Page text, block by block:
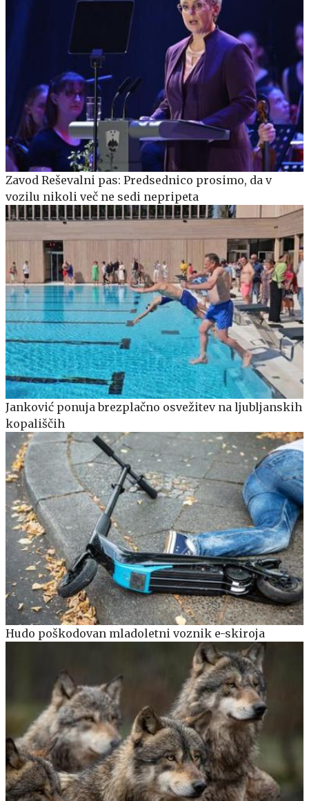
Zavod Reševalni pas: Predsednico prosimo, da v
vozilu nikoli več ne sedi nepripeta
Janković ponuja brezplačno osvežitev na ljubljanskih
kopališčih
Hudo poškodovan mladoletni voznik e-skiroja